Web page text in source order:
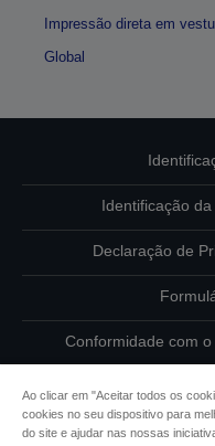
Impressão direta em
Global
Identificação
Declaração de
Conformidade com
Ao clicar em "Aceitar todos os
cookies no seu dispositivo para
do site e ajudar nas nossas